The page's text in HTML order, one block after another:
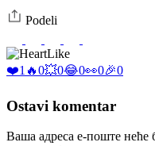
Podeli
Like
❤️1 🔥0💥0😂0👀0🎉0
Ostavi komentar
Ваша адреса е-поште неће